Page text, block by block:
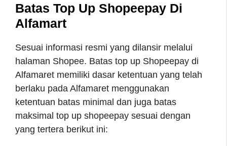
Batas Top Up Shopeepay Di
Alfamart
Sesuai informasi resmi yang dilansir melalui
halaman Shopee. Batas top up Shopeepay di
Alfamaret memiliki dasar ketentuan yang telah
berlaku pada Alfamaret menggunakan
ketentuan batas minimal dan juga batas
maksimal top up shopeepay sesuai dengan
yang tertera berikut ini: